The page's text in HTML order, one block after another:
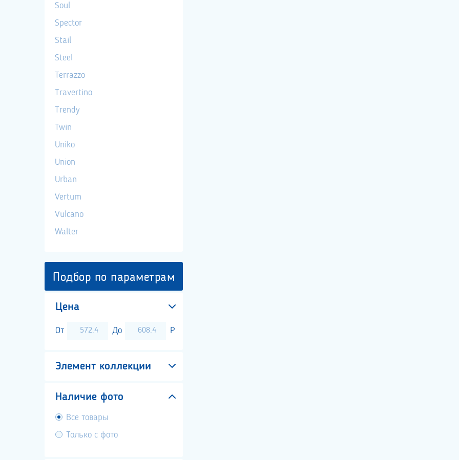
Soul
Spector
Stail
Steel
Terrazzo
Travertino
Trendy
Twin
Uniko
Union
Urban
Vertum
Vulcano
Walter
Подбор по параметрам
Цена
От До Р
Элемент коллекции
Наличие фото
Все товары
Только с фото